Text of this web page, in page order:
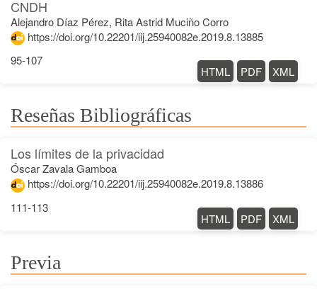
CNDH
Alejandro Díaz Pérez, Rita Astrid Muciño Corro
https://doi.org/10.22201/iij.25940082e.2019.8.13885
95-107
XML
PDF
HTML
Reseñas Bibliográficas
Los límites de la privacidad
Óscar Zavala Gamboa
https://doi.org/10.22201/iij.25940082e.2019.8.13886
111-113
XML
PDF
HTML
Previa